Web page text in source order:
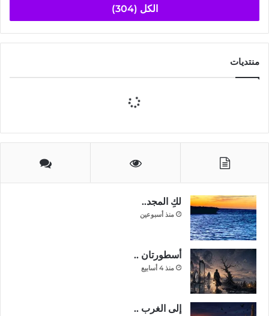
الكل (304)
منتديات
لكِ المجد..
منذ أسبوعين
أسطورتان ..
منذ 4 أسابيع
إلى الغرب ..